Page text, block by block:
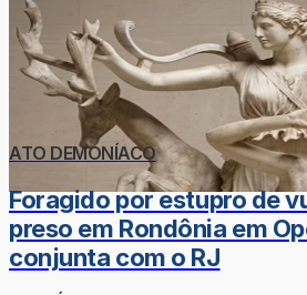
ATO DEMONÍACO
Foragido por estupro de
preso em Rondônia em
conjunta com o RJ